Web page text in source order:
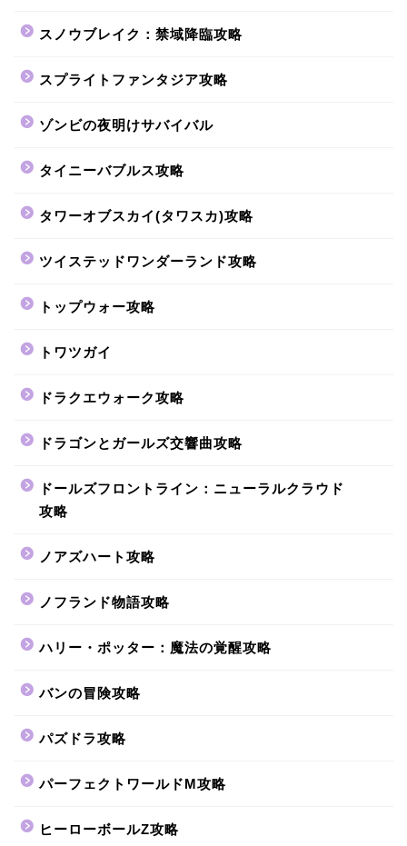
スノウブレイク：禁域降臨攻略
スプライトファンタジア攻略
ゾンビの夜明けサバイバル
タイニーバブルス攻略
タワーオブスカイ(タワスカ)攻略
ツイステッドワンダーランド攻略
トップウォー攻略
トワツガイ
ドラクエウォーク攻略
ドラゴンとガールズ交響曲攻略
ドールズフロントライン：ニューラルクラウド
攻略
ノアズハート攻略
ノフランド物語攻略
ハリー・ポッター：魔法の覚醒攻略
バンの冒険攻略
パズドラ攻略
パーフェクトワールドM攻略
ヒーローボールZ攻略